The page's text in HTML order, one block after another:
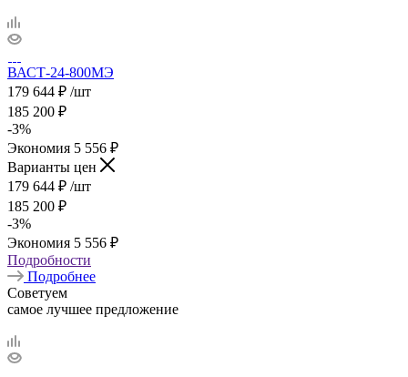
ВАСТ-24-800МЭ
179 644 ₽ /шт
185 200 ₽
-3%
Экономия 5 556 ₽
Варианты цен
179 644 ₽ /шт
185 200 ₽
-3%
Экономия 5 556 ₽
Подробности
Подробнее
Советуем
самое лучшее предложение